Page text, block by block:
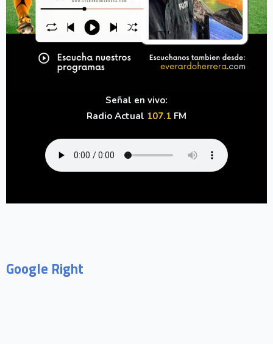
Señal en vivo:
Radio Actual 107.1 FM
Google Right